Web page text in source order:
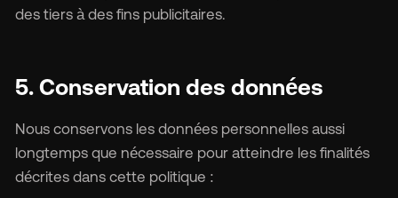
des tiers à des fins publicitaires.
5. Conservation des données
Nous conservons les données personnelles aussi
longtemps que nécessaire pour atteindre les finalités
décrites dans cette politique :